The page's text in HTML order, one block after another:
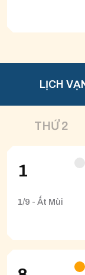
LỊCH
THỨ 2
1
1/9 - Ất Mùi